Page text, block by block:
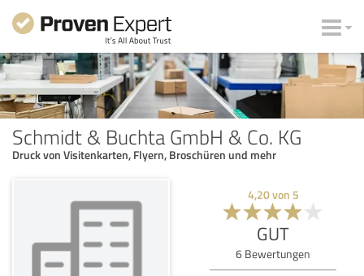
Schmidt & Buchta GmbH & Co. KG
Druck von Visitenkarten, Flyern, Broschüren und mehr
4,20von 5
GUT
6 Bewertungen